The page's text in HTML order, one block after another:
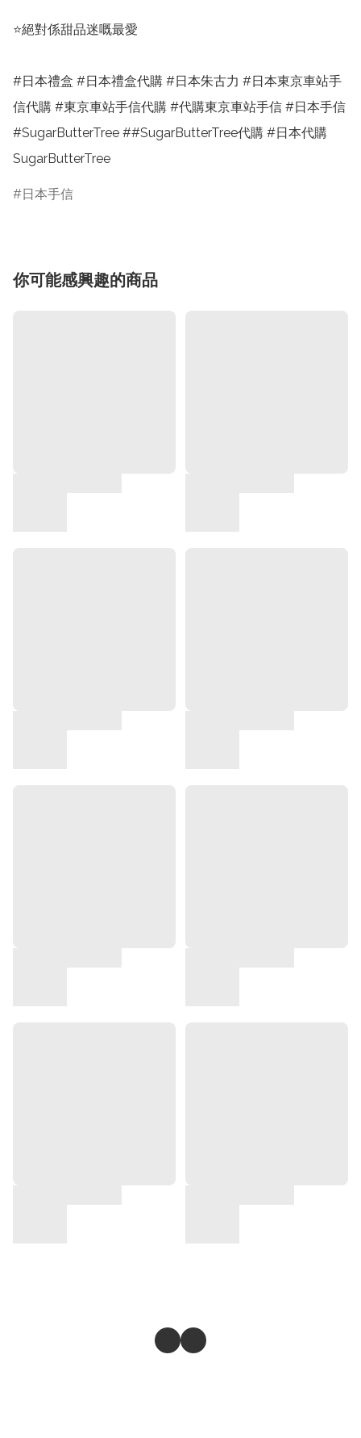
⭐️絕對係甜品迷嘅最愛
#日本禮盒 #日本禮盒代購 #日本朱古力 #日本東京車站手
信代購 #東京車站手信代購 #代購東京車站手信 #日本手信
#SugarButterTree ##SugarButterTree代購 #日本代購
SugarButterTree
日本手信
你可能感興趣的商品